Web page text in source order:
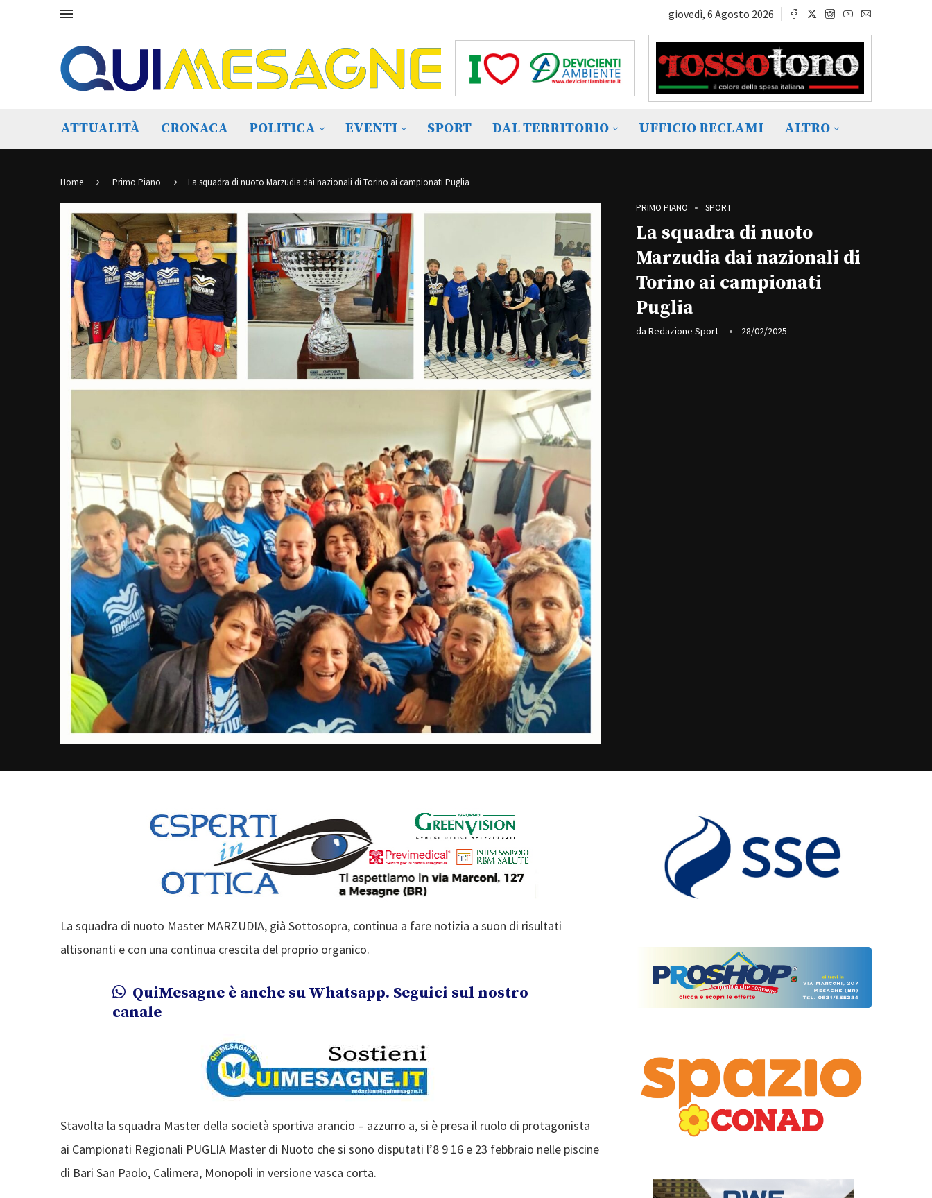
giovedì, 6 Agosto 2026
ATTUALITÀ CRONACA POLITICA EVENTI SPORT DAL TERRITORIO UFFICIO RECLAMI ALTRO
Home Primo Piano La squadra di nuoto Marzudia dai nazionali di Torino ai campionati Puglia
PRIMO PIANO SPORT
La squadra di nuoto
Marzudia dai nazionali di
Torino ai campionati
Puglia
da Redazione Sport 28/02/2025
La squadra di nuoto Master MARZUDIA, già Sottosopra, continua a fare notizia a suon di risultati
altisonanti e con una continua crescita del proprio organico.
QuiMesagne è anche su Whatsapp. Seguici sul nostro
canale
Stavolta la squadra Master della società sportiva arancio – azzurro a, si è presa il ruolo di protagonista
ai Campionati Regionali PUGLIA Master di Nuoto che si sono disputati l’8 9 16 e 23 febbraio nelle piscine
di Bari San Paolo, Calimera, Monopoli in versione vasca corta.